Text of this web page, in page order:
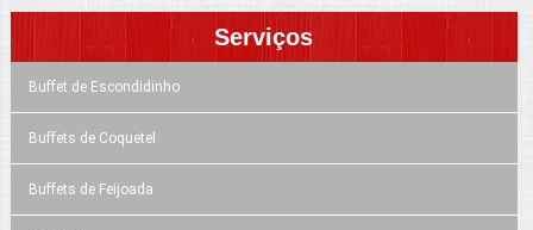
Serviços
Buffet de Escondidinho
Buffets de Coquetel
Buffets de Feijoada